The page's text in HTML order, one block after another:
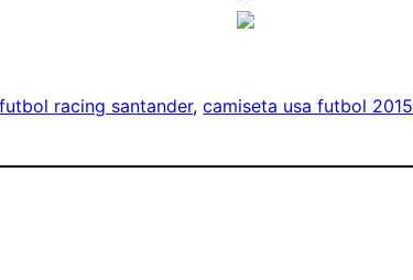
racing santander, camiseta usa futbol 2015